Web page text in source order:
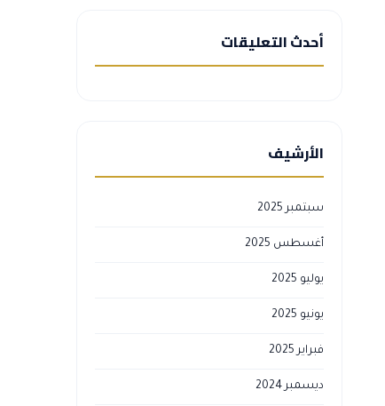
أحدث التعليقات
الأرشيف
سبتمبر 2025
أغسطس 2025
يوليو 2025
يونيو 2025
فبراير 2025
ديسمبر 2024